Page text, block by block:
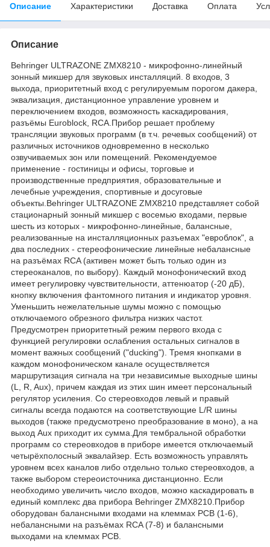
Описание Характеристики Доставка Оплата
Описание
Behringer ULTRAZONE ZMX8210 - микрофонно-линейный
зонный микшер для звуковых инсталляций. 8 входов, 3
выхода, приоритетный вход с регулируемым порогом дакера,
эквализация, дистанционное управление уровнем и
переключением входов, возможность каскадирования,
разъёмы Euroblock, RCA.Прибор решает проблему
трансляции звуковых программ (в т.ч. речевых сообщений) от
различных источников одновременно в несколько
озвучиваемых зон или помещений. Рекомендуемое
применение - гостиницы и офисы, торговые и
производственные предприятия, образовательные и
лечебные учреждения, спортивные и досуговые
объекты.Behringer ULTRAZONE ZMX8210 представляет собой
стационарный зонный микшер с восемью входами, первые
шесть из которых - микрофонно-линейные, балансные,
реализованные на инсталляционных разъемах "евроблок", а
два последних - стереофонические линейные небалансные
на разъёмах RCA (активен может быть только один из
стереоканалов, по выбору). Каждый монофонический вход
имеет регулировку чувствительности, аттенюатор (-20 дБ),
кнопку включения фантомного питания и индикатор уровня.
Уменьшить нежелательные шумы можно с помощью
отключаемого обрезного фильтра низких частот.
Предусмотрен приоритетный режим первого входа с
функцией регулировки ослабления остальных сигналов в
момент важных сообщений ("ducking"). Тремя кнопками в
каждом монофоническом канале осуществляется
маршрутизация сигнала на три независимые выходные шины
(L, R, Aux), причем каждая из этих шин имеет персональный
регулятор усиления. Со стереовходов левый и правый
сигналы всегда подаются на соответствующие L/R шины
выходов (также предусмотрено преобразование в моно), а на
выход Aux приходит их сумма.Для тембральной обработки
программ со стереовходов в приборе имеется отключаемый
четырёхполосный эквалайзер. Есть возможность управлять
уровнем всех каналов либо отдельно только стереовходов, а
также выбором стереоисточника дистанционно. Если
необходимо увеличить число входов, можно каскадировать в
единый комплекс два прибора Behringer ZMX8210.Прибор
оборудован балансными входами на клеммах PCB (1-6),
небалансными на разъёмах RCA (7-8) и балансными
выходами на клеммах PCB.